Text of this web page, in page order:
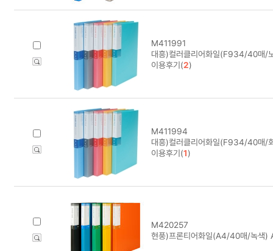
M411991
대흥)컬러클리어화일(F934/40매/
이용후기(2)
M411994
대흥)컬러클리어화일(F934/40매/
이용후기(1)
M420257
현풍)프론티어화일(A4/40매/녹색)